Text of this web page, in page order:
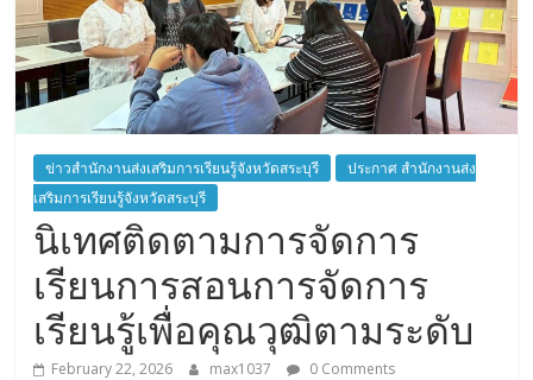
ร่วมตรวจกระดาษคำตอบปรนัยและอัตนัยใน “โครงการประเมินเทียบ
ระดับการศึกษา มิติความรู้ ความคิดครั้งที่ 2 ประจำปีการศึกษา 2568
ประจำ
จังหวัด
สระบุรี
สำนักงาน
ส่ง
เสริม
การ
เรียน
ข่าวสำนักงานส่งเสริมการเรียนรู้จังหวัดสระบุรี
ประกาศ สำนักงานส่ง
เสริมการเรียนรู้จังหวัดสระบุรี
นิเทศติดตามการจัดการ
เรียนการสอนการจัดการ
เรียนรู้เพื่อคุณวุฒิตามระดับ
February 22, 2026 max1037 0 Comments